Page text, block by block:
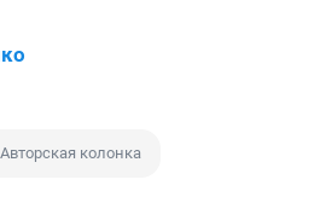
Авторская колонка